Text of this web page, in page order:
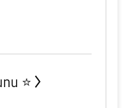
⭐️